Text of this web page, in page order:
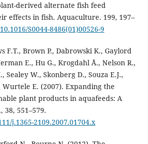
derived alternate fish feed
effects in fish. Aquaculture. 199, 197–
S0044-8486(01)00526-9
F.T., Brown P., Dabrowski K., Gaylord
E., Hu G., Krogdahl Å., Nelson R.,
Sealey W., Skonberg D., Souza E.J.,
Wurtele E. (2007). Expanding the
plant products in aquafeeds: A
38, 551–579.
j.1365-2109.2007.01704.x